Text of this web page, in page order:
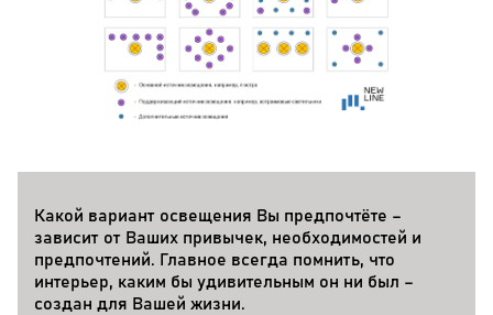
Какой вариант освещения Вы предпочтёте –
зависит от Ваших привычек, необходимостей и
предпочтений. Главное всегда помнить, что
интерьер, каким бы удивительным он ни был –
создан для Вашей жизни.